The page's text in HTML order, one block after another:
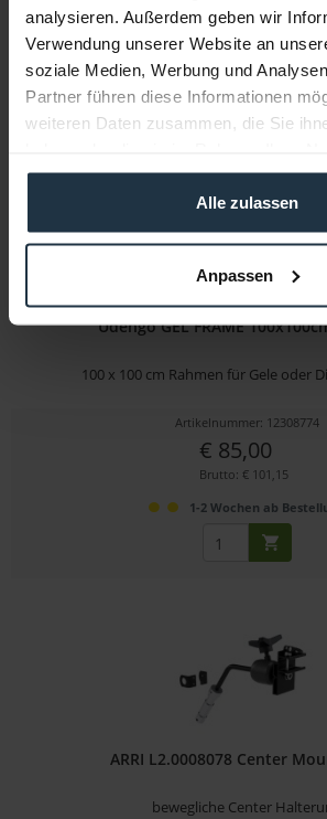
analysieren. Außerdem geben wir
Verwendung unserer Website an
soziale Medien, Werbung und
Partner führen diese Informationen
weiteren Daten zusammen, die Sie
gesammelt haben.
Alle zulassen
Anpassen
-25% € 56,25
Brutto: € 66,94
3-5 Werktage ab
Udengo GEL FRAME
100 x 100 cm Rahmen für Gele oder
Artikelnummer: 12308774
€ 85,00
Brutto: € 101,15
1-2 Wochen ab
ARRI L2.0008078 Center
bewegliche Center